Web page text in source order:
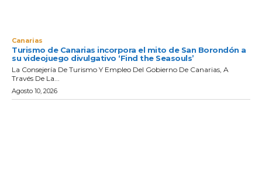
Canarias
Turismo de Canarias incorpora el mito de San Borondón a
su videojuego divulgativo ‘Find the Seasouls’
La Consejería De Turismo Y Empleo Del Gobierno De Canarias, A
Través De La...
Agosto 10, 2026